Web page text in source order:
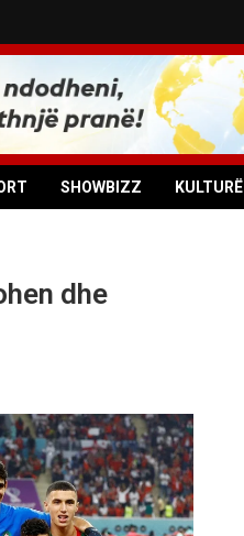
SHOWBIZZ KULTURË
dhe